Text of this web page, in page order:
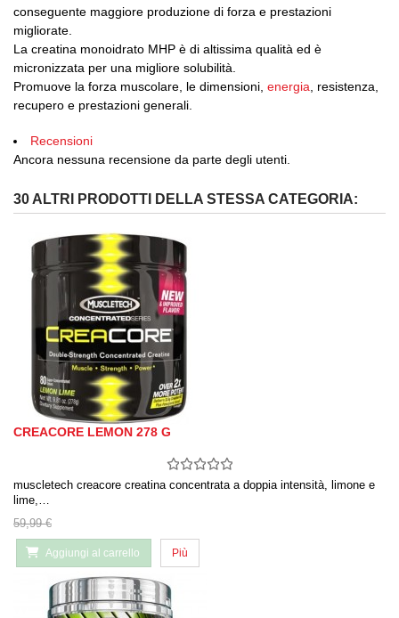
conseguente maggiore produzione di forza e prestazioni
migliorate.
La creatina monoidrato MHP è di altissima qualità ed è
micronizzata per una migliore solubilità.
Promuove la forza muscolare, le dimensioni, energia, resistenza,
recupero e prestazioni generali.
Recensioni
Ancora nessuna recensione da parte degli utenti.
30 ALTRI PRODOTTI DELLA STESSA CATEGORIA:
CREACORE LEMON 278 G
muscletech creacore creatina concentrata a doppia intensità, limone e
lime,…
59,99 €
Aggiungi al carrello Più